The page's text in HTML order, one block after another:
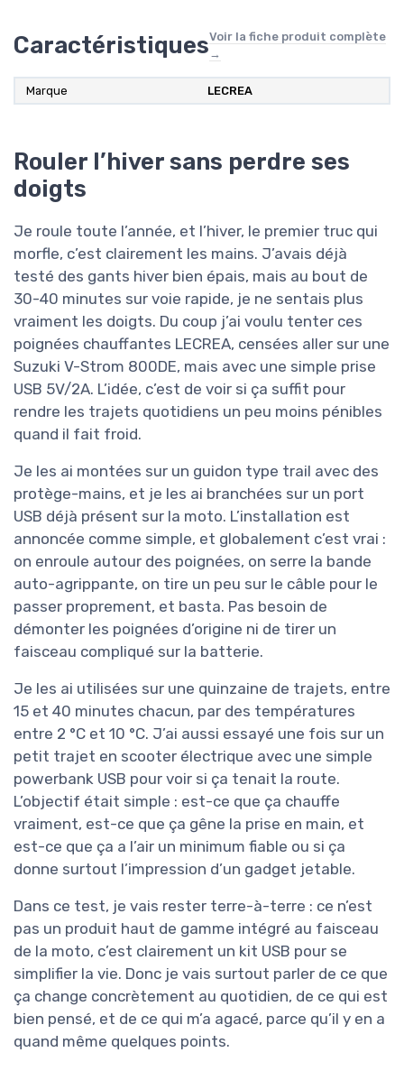
CaractéristiquesVoir la fiche produit complète
→
Marque ‎LECREA
Rouler l’hiver sans perdre ses
doigts
Je roule toute l’année, et l’hiver, le premier truc qui
morfle, c’est clairement les mains. J’avais déjà
testé des gants hiver bien épais, mais au bout de
30-40 minutes sur voie rapide, je ne sentais plus
vraiment les doigts. Du coup j’ai voulu tenter ces
poignées chauffantes LECREA, censées aller sur une
Suzuki V-Strom 800DE, mais avec une simple prise
USB 5V/2A. L’idée, c’est de voir si ça suffit pour
rendre les trajets quotidiens un peu moins pénibles
quand il fait froid.
Je les ai montées sur un guidon type trail avec des
protège-mains, et je les ai branchées sur un port
USB déjà présent sur la moto. L’installation est
annoncée comme simple, et globalement c’est vrai :
on enroule autour des poignées, on serre la bande
auto-agrippante, on tire un peu sur le câble pour le
passer proprement, et basta. Pas besoin de
démonter les poignées d’origine ni de tirer un
faisceau compliqué sur la batterie.
Je les ai utilisées sur une quinzaine de trajets, entre
15 et 40 minutes chacun, par des températures
entre 2 °C et 10 °C. J’ai aussi essayé une fois sur un
petit trajet en scooter électrique avec une simple
powerbank USB pour voir si ça tenait la route.
L’objectif était simple : est-ce que ça chauffe
vraiment, est-ce que ça gêne la prise en main, et
est-ce que ça a l’air un minimum fiable ou si ça
donne surtout l’impression d’un gadget jetable.
Dans ce test, je vais rester terre-à-terre : ce n’est
pas un produit haut de gamme intégré au faisceau
de la moto, c’est clairement un kit USB pour se
simplifier la vie. Donc je vais surtout parler de ce que
ça change concrètement au quotidien, de ce qui est
bien pensé, et de ce qui m’a agacé, parce qu’il y en a
quand même quelques points.